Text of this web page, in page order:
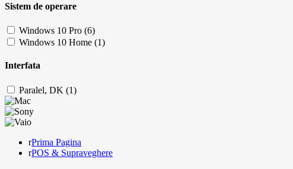
Sistem de operare
Windows 10 Pro (6)
Windows 10 Home (1)
Interfata
Paralel, DK (1)
Prima Pagina
POS & Supraveghere